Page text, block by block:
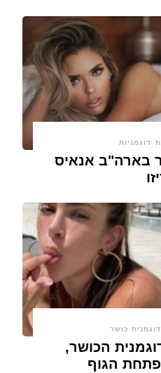
דוגמניות
בארה"ב אנאיס
דוגמנית כושר
הכושר,
הגוף